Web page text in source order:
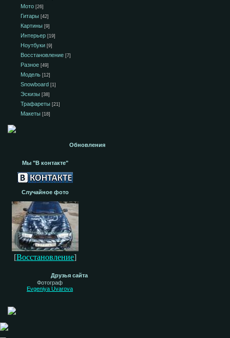
Мото [26]
Гитары [42]
Картины [9]
Интерьер [19]
Ноутбуки [9]
Восстановление [7]
Разное [49]
Модель [12]
Snowboard [1]
Эскизы [38]
Трафареты [21]
Макеты [18]
Обновления
Мы "В контакте"
Случайное фото
[Восстановление]
Друзья сайта
Фотограф
Evgeniya Uvarova